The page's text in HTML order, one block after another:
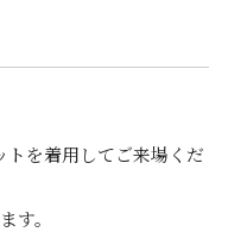
トを着用してご来場くだ
す。